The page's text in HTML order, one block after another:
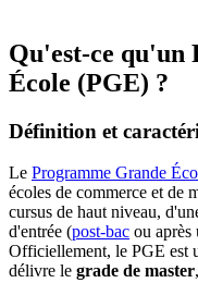
Qu'est-ce qu'un
École (PGE) ?
Définition et
Le Programme Grande
écoles de commerce et de
cursus de haut niveau,
d'entrée (post-bac ou après
Officiellement, le PGE est
délivre le grade de master